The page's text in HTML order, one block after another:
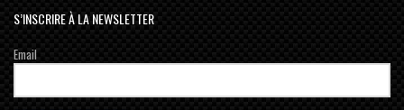
S’INSCRIRE À LA NEWSLETTER
Email